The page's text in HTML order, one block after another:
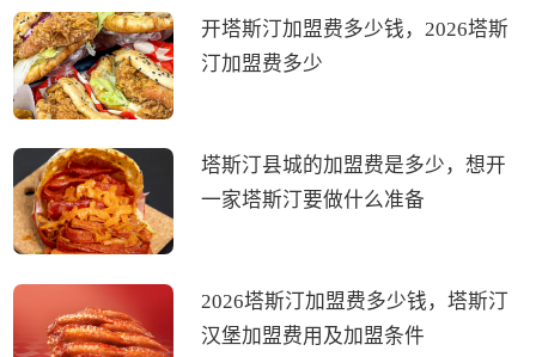
开塔斯汀加盟费多少钱，2026塔斯
汀加盟费多少
塔斯汀县城的加盟费是多少，想开
一家塔斯汀要做什么准备
2026塔斯汀加盟费多少钱，塔斯汀
汉堡加盟费用及加盟条件